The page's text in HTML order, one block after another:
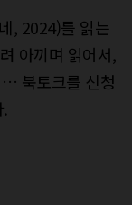
, 2024)를 읽는
아끼며 읽어서,
… 북토크를 신청